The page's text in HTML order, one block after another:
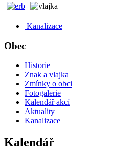
Kanalizace
Obec
Historie
Znak a vlajka
Zmínky o obci
Fotogalerie
Kalendář akcí
Aktuality
Kanalizace
Kalendář